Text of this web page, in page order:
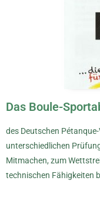
Das Boule-
des Deutschen
unterschiedlichen
Mitmachen, zum
technischen Fähigkeiten